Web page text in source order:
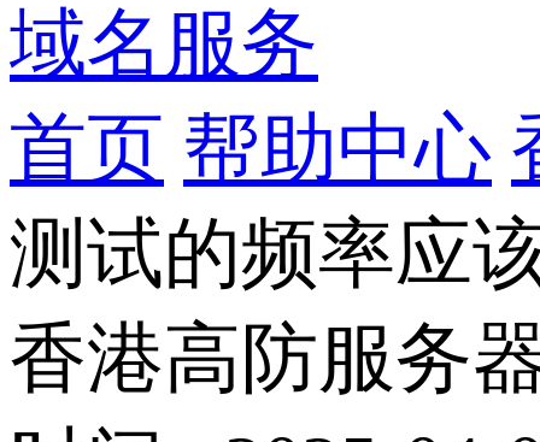
域名服务
首页 帮助中心
测试的频率应
香港高防服务